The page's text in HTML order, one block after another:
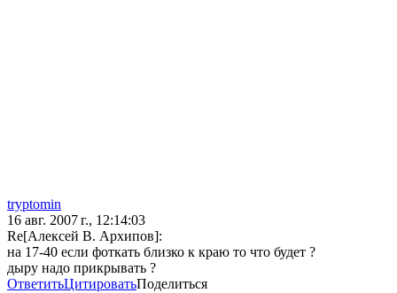
tryptomin
16 авг. 2007 г., 12:14:03
Re[Алексей В. Архипов]:
на 17-40 если фоткать близко к краю то что будет ?
дыру надо прикрывать ?
ОтветитьЦитироватьПоделиться